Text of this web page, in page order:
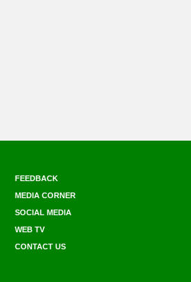
FEEDBACK
MEDIA CORNER
SOCIAL MEDIA
WEB TV
CONTACT US